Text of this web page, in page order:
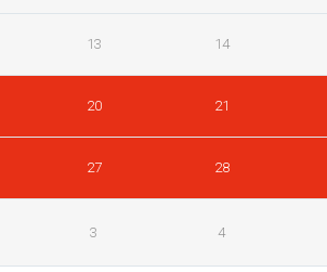
13 14
20 21
27 28
3 4